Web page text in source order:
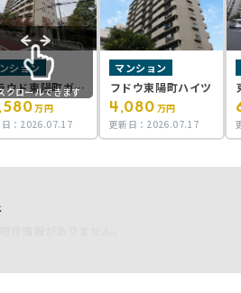
ション
ウド東陽町ガー
ズ
万円
： 2026.07.17
マンション
フドウ東陽町ハイツ
4,080 万円
更新日： 2026.07.17
クロールできます